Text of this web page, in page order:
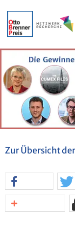
Zur Über­sicht